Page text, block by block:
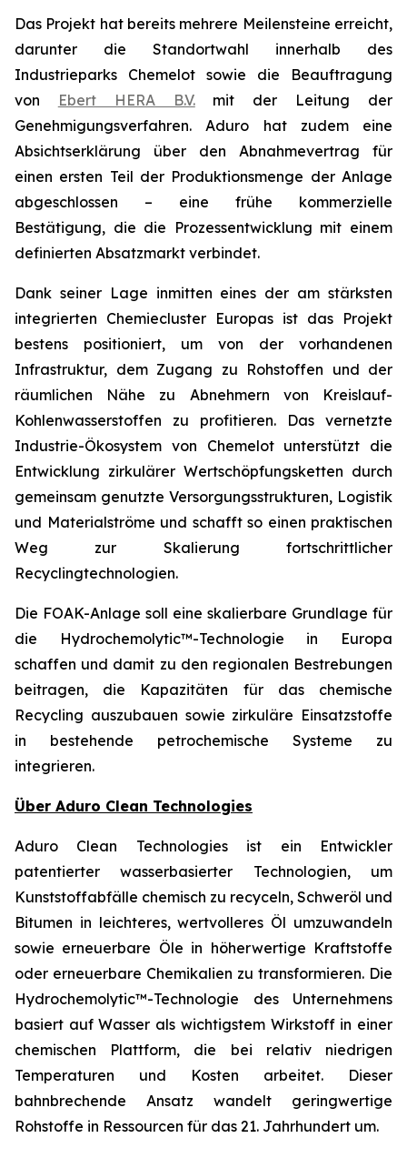
Das Projekt hat bereits mehrere Meilensteine erreicht,
darunter die Standortwahl innerhalb des
Industrieparks Chemelot sowie die Beauftragung
von
Ebert HERA B.V.mit der Leitung der
Genehmigungsverfahren. Aduro hat zudem eine
Absichtserklärung über den Abnahmevertrag für
einen ersten Teil der Produktionsmenge der Anlage
abgeschlossen – eine frühe kommerzielle
Bestätigung, die die Prozessentwicklung mit einem
definierten Absatzmarkt verbindet.
Dank seiner Lage inmitten eines der am stärksten
integrierten Chemiecluster Europas ist das Projekt
bestens positioniert, um von der vorhandenen
Infrastruktur, dem Zugang zu Rohstoffen und der
räumlichen Nähe zu Abnehmern von Kreislauf-
Kohlenwasserstoffen zu profitieren. Das vernetzte
Industrie-Ökosystem von Chemelot unterstützt die
Entwicklung zirkulärer Wertschöpfungsketten durch
gemeinsam genutzte Versorgungsstrukturen, Logistik
und Materialströme und schafft so einen praktischen
Weg zur Skalierung fortschrittlicher
Recyclingtechnologien.
Die FOAK-Anlage soll eine skalierbare Grundlage für
die Hydrochemolytic™-Technologie in Europa
schaffen und damit zu den regionalen Bestrebungen
beitragen, die Kapazitäten für das chemische
Recycling auszubauen sowie zirkuläre Einsatzstoffe
in bestehende petrochemische Systeme zu
integrieren.
Über Aduro Clean Technologies
Aduro Clean Technologies ist ein Entwickler
patentierter wasserbasierter Technologien, um
Kunststoffabfälle chemisch zu recyceln, Schweröl und
Bitumen in leichteres, wertvolleres Öl umzuwandeln
sowie erneuerbare Öle in höherwertige Kraftstoffe
oder erneuerbare Chemikalien zu transformieren. Die
Hydrochemolytic™-Technologie des Unternehmens
basiert auf Wasser als wichtigstem Wirkstoff in einer
chemischen Plattform, die bei relativ niedrigen
Temperaturen und Kosten arbeitet. Dieser
bahnbrechende Ansatz wandelt geringwertige
Rohstoffe in Ressourcen für das 21. Jahrhundert um.